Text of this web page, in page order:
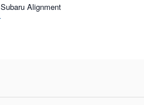
Subaru Alignment